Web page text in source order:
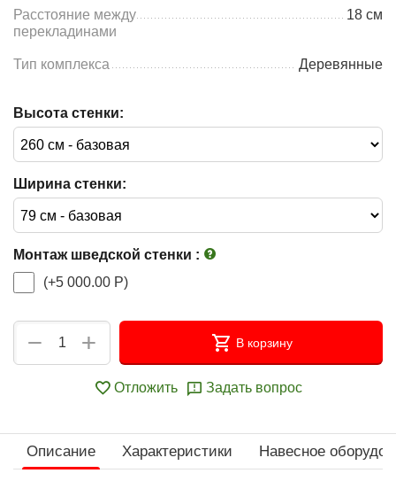
Расстояние между
перекладинами
18 см
Тип комплекса Деревянные
Высота стенки:
Ширина стенки:
Монтаж шведской стенки :
(+5 000.00 Р)
+
− В корзину
Отложить Задать вопрос
Описание Характеристики Навесное